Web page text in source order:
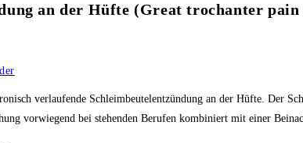
an der Hüfte (Great trochanter pain
verlaufende Schleimbeutelentzündung an der Hüfte. Der
vorwiegend bei stehenden Berufen kombiniert mit einer